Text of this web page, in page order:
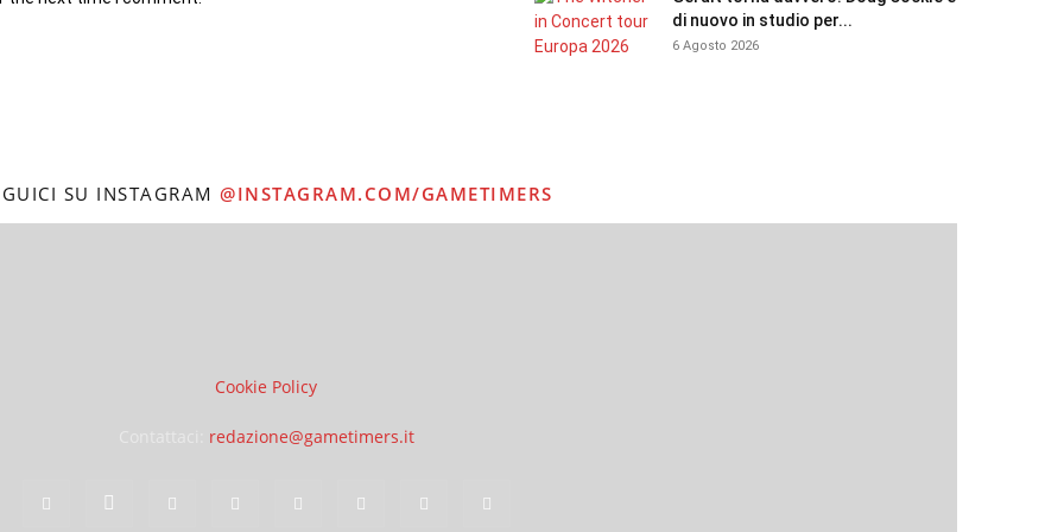
di nuovo in studio per...
6 Agosto 2026
SU INSTAGRAM @INSTAGRAM.COM/GAMETIMERS
Cookie Policy
redazione@gametimers.it